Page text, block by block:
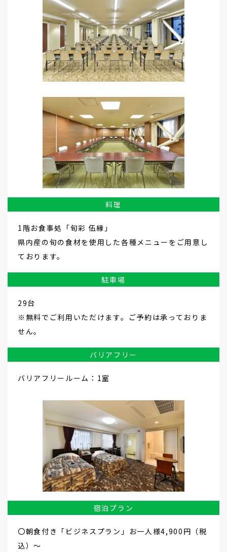
料理
1階お食事処「旬彩 伍縁」
県内産の旬の食材を使用した各種メニューをご用意し
ております。
駐車場
29台
※無料でご利用いただけます。ご予約は承っておりま
せん。
バリアフリー
バリアフリールーム：1室
宿泊プラン
〇朝食付き「ビジネスプラン」お一人様4,900円（税
込）～